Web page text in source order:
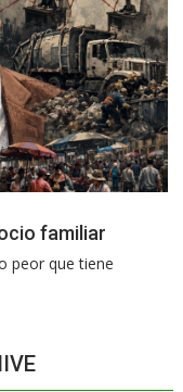
familiar
peor que tiene